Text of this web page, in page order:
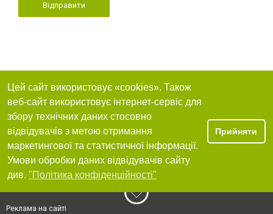
Відправити
Цей сайт використовує «cookies». Також
веб-сайт використовує інтернет-сервіс для
збору технічних даних стосовно
відвідувачів з метою отримання
маркетингової та статистичної інформації.
Умови обробки даних відвідувачів сайту
див. "Політика конфіденційності"
Прийняти
Реклама на сайті